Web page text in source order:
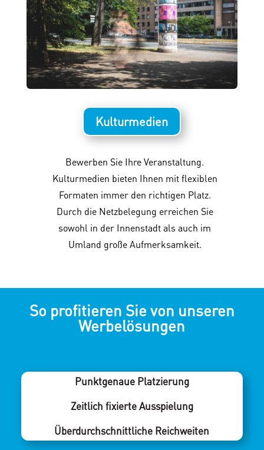
Kulturmedien
Bewerben Sie Ihre Veranstaltung.
Kulturmedien bieten Ihnen mit flexiblen
Formaten immer den richtigen Platz.
Durch die Netzbelegung erreichen Sie
sowohl in der Innenstadt als auch im
Umland große Aufmerksamkeit.
So profitieren Sie von unseren
Werbelösungen
Punktgenaue Platzierung
Zeitlich fixierte Ausspielung
Überdurchschnittliche Reichweiten